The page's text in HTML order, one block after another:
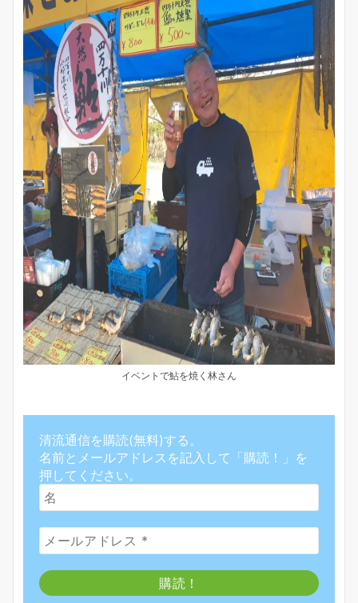
イベントで鮎を焼く林さん
清流通信を購読(無料)する。
名前とメールアドレスを記入して「購読！」を
押してください。